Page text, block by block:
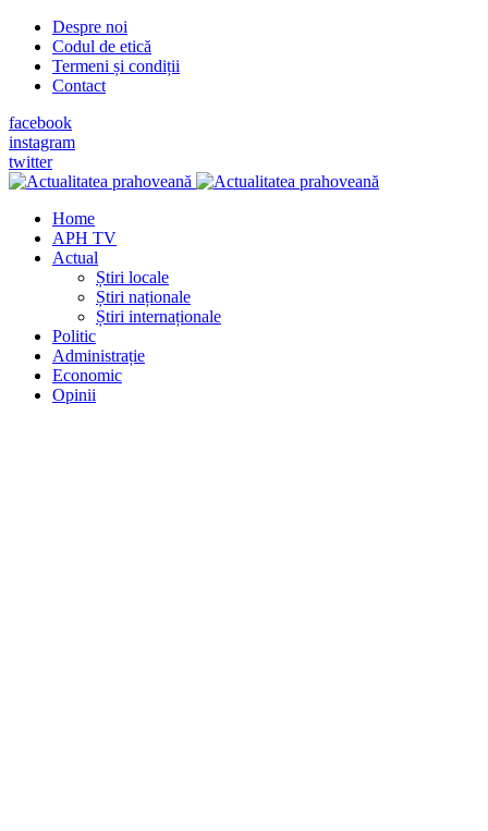
Despre noi
Codul de etică
Termeni și condiții
Contact
facebook
instagram
twitter
Home
APH TV
Actual
Știri locale
Știri naționale
Știri internaționale
Politic
Administrație
Economic
Opinii